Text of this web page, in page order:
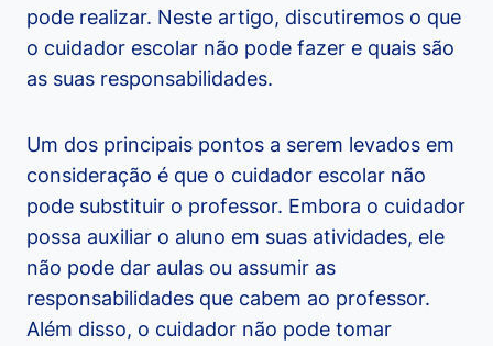
pode realizar. Neste artigo, discutiremos o que
o cuidador escolar não pode fazer e quais são
as suas responsabilidades.
Um dos principais pontos a serem levados em
consideração é que o cuidador escolar não
pode substituir o professor. Embora o cuidador
possa auxiliar o aluno em suas atividades, ele
não pode dar aulas ou assumir as
responsabilidades que cabem ao professor.
Além disso, o cuidador não pode tomar